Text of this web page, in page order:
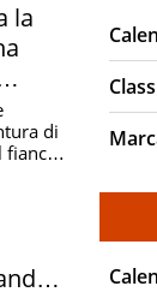
la
di
fianco